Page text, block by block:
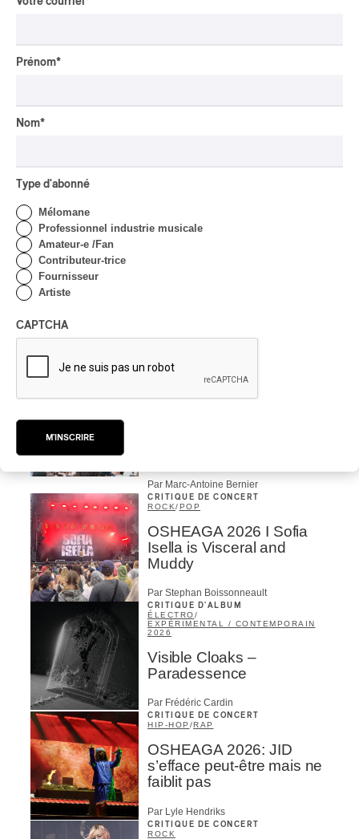
ROCK/PUNK
technicolore
Par Marc-Antoine Bernier
CRITIQUE DE CONCERT
Par Marc-Antoine Bernier
CRITIQUE DE CONCERT
ROCK/POP
OSHEAGA 2026 I Sofia
Isella is Visceral and
Muddy
Par Stephan Boissonneault
CRITIQUE D'ALBUM
ÉLECTRO/
EXPÉRIMENTAL / CONTEMPORAIN
2026
Visible Cloaks –
Paradessence
Par Frédéric Cardin
CRITIQUE DE CONCERT
HIP-HOP /RAP
OSHEAGA 2026: JID
s’efface peut-être mais ne
faiblit pas
Par Lyle Hendriks
CRITIQUE DE CONCERT
ROCK
Prénom*
Nom*
Type d'abonné
Mélomane
Professionnel industrie musicale
Amateur-e /Fan
Contributeur-trice
Fournisseur
Artiste
CAPTCHA
M'INSCRIRE